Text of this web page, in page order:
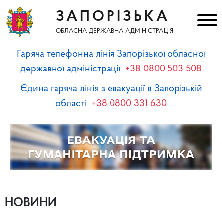
ЗАПОРІЗЬКА
ОБЛАСНА ДЕРЖАВНА АДМІНІСТРАЦІЯ
Гаряча телефонна лінія Запорізької обласної
державної адміністрації +38 0800 503 508
Єдина гаряча лінія з евакуації в Запорізькій
області +38 0800 331 630
НОВИНИ